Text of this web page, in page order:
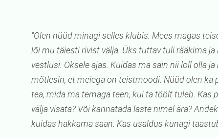
"Olen nüüd minagi selles klubis. Mees magas
lõi mu täiesti rivist välja. Üks tuttav tuli rääkima
vestlusi. Oksele ajas. Kuidas ma sain nii loll olla
mõtlesin, et meiega on teistmoodi. Nüüd olen ka
tea, mida ma temaga teen, kui ta töölt tuleb. Kas
välja visata? Või kannatada laste nimel ära?
kuidas hakkama saan. Kas usaldus kunagi